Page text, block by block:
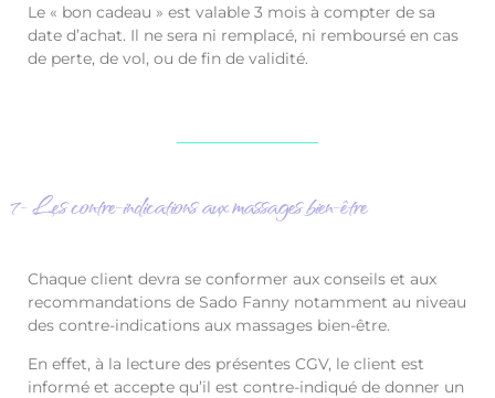
Le « bon cadeau » est valable 3 mois à compter de sa
date d’achat. Il ne sera ni remplacé, ni remboursé en cas
de perte, de vol, ou de fin de validité.
7- Les contre-indications aux massages bien-être
Chaque client devra se conformer aux conseils et aux
recommandations de Sado Fanny notamment au niveau
des contre-indications aux massages bien-être.
En effet, à la lecture des présentes CGV, le client est
informé et accepte qu’il est contre-indiqué de donner un